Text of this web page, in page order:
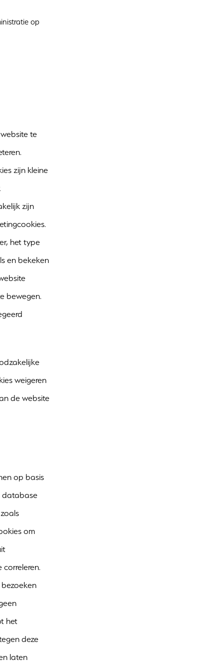
op
te
zijn kleine
zijn
het type
en bekeken
bewegen.
weigeren
de website
op basis
database
om
het
deze
laten